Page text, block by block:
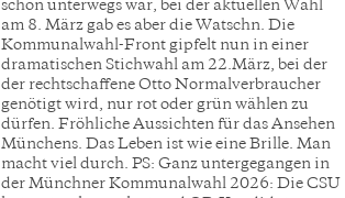
schon unterwegs war, bei der aktuellen Wahl
am 8. März gab es aber die Watschn. Die
Kommunalwahl-Front gipfelt nun in einer
dramatischen Stichwahl am 22.März, bei der
der rechtschaffene Otto Normalverbraucher
genötigt wird, nur rot oder grün wählen zu
dürfen. Fröhliche Aussichten für das Ansehen
Münchens. Das Leben ist wie eine Brille. Man
macht viel durch. PS: Ganz untergegangen in
der Münchner Kommunalwahl 2026: Die CSU